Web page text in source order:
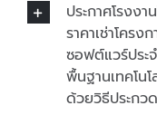
ประกาศโรงง
ราคาเช่าโคร
ซอฟต์แวร์ประ
พื้นฐานเทคโน
ด้วยวิธีประก